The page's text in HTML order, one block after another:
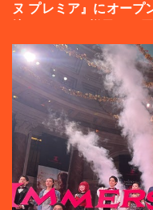
ヌ プレミア』にオープ